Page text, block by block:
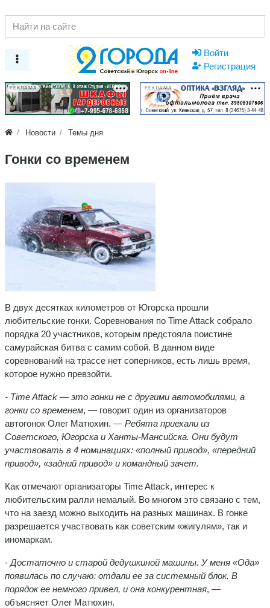
Войти
Регистрация
РЕКЛАМА РЕКЛАМА
Новости Темы дня
Гонки со временем
В двух десятках километров от Югорска прошли
любительские гонки. Соревнования по Time Attack собрало
порядка 20 участников, которым предстояла поистине
самурайская битва с самим собой. В данном виде
соревнований на трассе нет соперников, есть лишь время,
которое нужно превзойти.
- Time Attack — это гонки не с другими автомобилями, а
гонки со временем, — говорит один из организаторов
автогонок Олег Матюхин. — Ребята приехали из
Советского, Югорска и Ханты-Мансийска. Они будут
участвовать в 4 номинациях: «полный привод», «передний
привод», «задний привод» и командный зачет.
Как отмечают организаторы Time Attack, интерес к
любительским ралли немалый. Во многом это связано с тем,
что на заезд можно выходить на разных машинах. В гонке
разрешается участвовать как советским «жигулям», так и
иномаркам.
- Достаточно и старой дедушкиной машины. У меня «Ода»
появилась по случаю: отдали ее за системный блок. В
порядок ее немного привел, и она конкурентная, —
объясняет Олег Матюхин.